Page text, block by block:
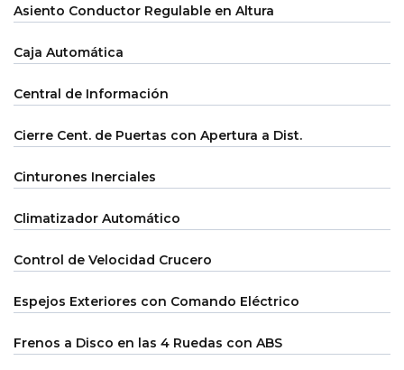
Asiento Conductor Regulable en Altura
Caja Automática
Central de Información
Cierre Cent. de Puertas con Apertura a Dist.
Cinturones Inerciales
Climatizador Automático
Control de Velocidad Crucero
Espejos Exteriores con Comando Eléctrico
Frenos a Disco en las 4 Ruedas con ABS